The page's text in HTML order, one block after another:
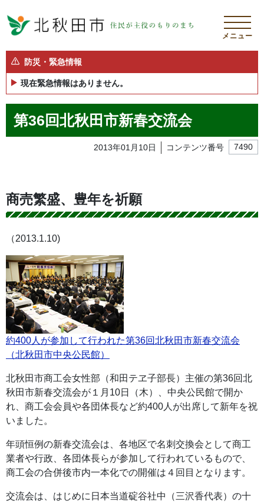
メニュー
防災・緊急情報
現在緊急情報はありません。
第36回北秋田市新春交流会
2013年01月10日 コンテンツ番号 7490
商売繁盛、豊年を祈願
（2013.1.10)
約400人が参加して行われた第36回北秋田市新春交流会
（北秋田市中央公民館）
北秋田市商工会女性部（和田テヱ子部長）主催の第36回北
秋田市新春交流会が１月10日（木）、中央公民館で開か
れ、商工会会員や各団体長など約400人が出席して新年を祝
いました。
年頭恒例の新春交流会は、各地区で名刺交換会として商工
業者や行政、各団体長らが参加して行われているもので、
商工会の合併後市内一本化での開催は４回目となります。
交流会は、はじめに日本当道碇谷社中（三沢香代表）の十